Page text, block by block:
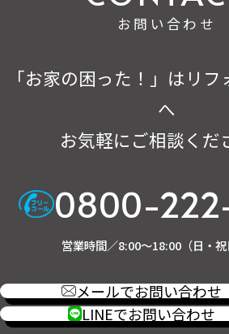
お問い合わせ
「お家の困った！」はリ
へ
お気軽にご相談くだ
0800-
営業時間／8:00～18:00（日・祝
メールでお問い合わせ
LINEでお問い合わせ